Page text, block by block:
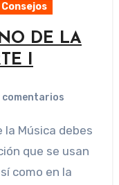
DE LA
I
comentarios
que se usan
como en la